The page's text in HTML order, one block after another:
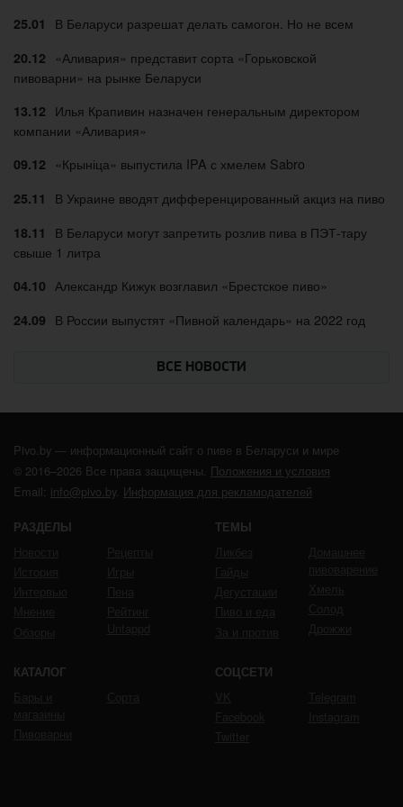
25.01 В Беларуси разрешат делать самогон. Но не всем
20.12
«Аливария» представит сорта «Горьковской
пивоварни» на рынке Беларуси
13.12 Илья Крапивин назначен генеральным директором
компании «Аливария»
09.12 «Крыніца» выпустила IPA с хмелем Sabro
25.11 В Украине вводят дифференцированный акциз на пиво
18.11
В Беларуси могут запретить розлив пива в ПЭТ-тару
свыше 1 литра
04.10 Александр Кижук возглавил «Брестское пиво»
24.09 В России выпустят «Пивной календарь» на 2022 год
ВСЕ НОВОСТИ
Pivo.by — информационный сайт о пиве в Беларуси и мире
© 2016–2026 Все права защищены. Положения и условия
Email: info@pivo.by. Информация для рекламодателей
РАЗДЕЛЫ ТЕМЫ
КАТАЛОГ СОЦСЕТИ